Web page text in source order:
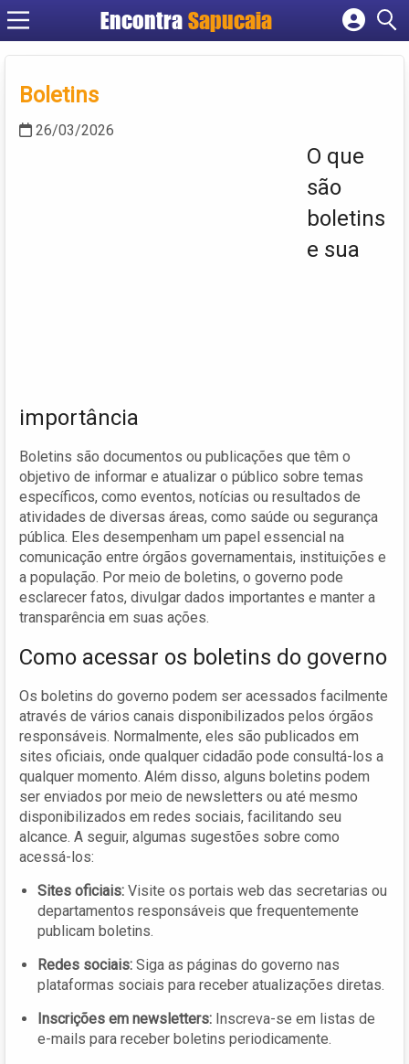
Encontra
Cadastrar empresa
Boletins
26/03/2026
O que
são
boletins
e sua
importância
Boletins são documentos ou publicações que têm o
objetivo de informar e atualizar o público sobre temas
específicos, como eventos, notícias ou resultados de
atividades de diversas áreas, como saúde ou segurança
pública. Eles desempenham um papel essencial na
comunicação entre órgãos governamentais, instituições e
a população. Por meio de boletins, o governo pode
esclarecer fatos, divulgar dados importantes e manter a
transparência em suas ações.
Como acessar os boletins do governo
Os boletins do governo podem ser acessados facilmente
através de vários canais disponibilizados pelos órgãos
responsáveis. Normalmente, eles são publicados em
sites oficiais, onde qualquer cidadão pode consultá-los a
qualquer momento. Além disso, alguns boletins podem
ser enviados por meio de newsletters ou até mesmo
disponibilizados em redes sociais, facilitando seu
alcance. A seguir, algumas sugestões sobre como
acessá-los:
Sites oficiais: Visite os portais web das secretarias ou
departamentos responsáveis que frequentemente
publicam boletins.
Redes sociais: Siga as páginas do governo nas
plataformas sociais para receber atualizações diretas.
Inscrições em newsletters: Inscreva-se em listas de
e-mails para receber boletins periodicamente.